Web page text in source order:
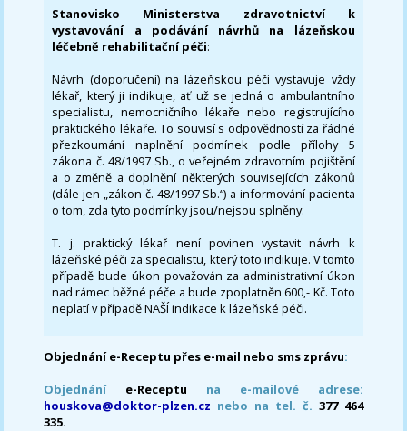
Stanovisko Ministerstva zdravotnictví k
vystavování a podávání návrhů na lázeňskou
léčebně rehabilitační péči:
Návrh (doporučení) na lázeňskou péči vystavuje vždy
lékař, který ji indikuje, ať už se jedná o ambulantního
specialistu, nemocničního lékaře nebo registrujícího
praktického lékaře. To souvisí s odpovědností za řádné
přezkoumání naplnění podmínek podle přílohy 5
zákona č. 48/1997 Sb., o veřejném zdravotním pojištění
a o změně a doplnění některých souvisejících zákonů
(dále jen „zákon č. 48/1997 Sb.“) a informování pacienta
o tom, zda tyto podmínky jsou/nejsou splněny.
T. j. praktický lékař není povinen vystavit návrh k
lázeňské péči za specialistu, který toto indikuje. V tomto
případě bude úkon považován za administrativní úkon
nad rámec běžné péče a bude zpoplatněn 600,- Kč. Toto
neplatí v případě NAŠÍ indikace k lázeňské péči.
Objednání e-Receptu přes e-mail nebo sms zprávu:
Objednání e-Receptu na e-mailové adrese:
houskova@doktor-plzen.cz nebo na tel. č. 377 464
335.